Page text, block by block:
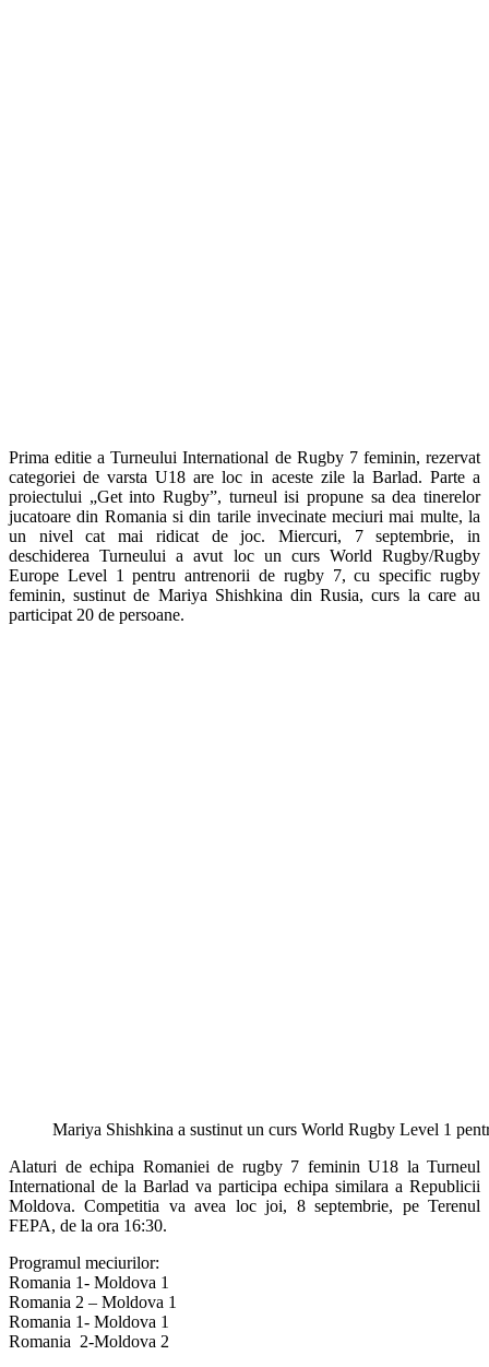
Prima editie a Turneului International de Rugby 7 feminin, rezervat
categoriei de varsta U18 are loc in aceste zile la Barlad. Parte a
proiectului „Get into Rugby”, turneul isi propune sa dea tinerelor
jucatoare din Romania si din tarile invecinate meciuri mai multe, la
un nivel cat mai ridicat de joc. Miercuri, 7 septembrie, in
deschiderea Turneului a avut loc un curs World Rugby/Rugby
Europe Level 1 pentru antrenorii de rugby 7, cu specific rugby
feminin, sustinut de Mariya Shishkina din Rusia, curs la care au
participat 20 de persoane.
Mariya Shishkina a sustinut un curs World Rugby Level 1
Alaturi de echipa Romaniei de rugby 7 feminin U18 la Turneul
International de la Barlad va participa echipa similara a Republicii
Moldova. Competitia va avea loc joi, 8 septembrie, pe Terenul
FEPA, de la ora 16:30.
Programul meciurilor:
Romania 1- Moldova 1
Romania 2 – Moldova 1
Romania 1- Moldova 1
Romania 2-Moldova 2